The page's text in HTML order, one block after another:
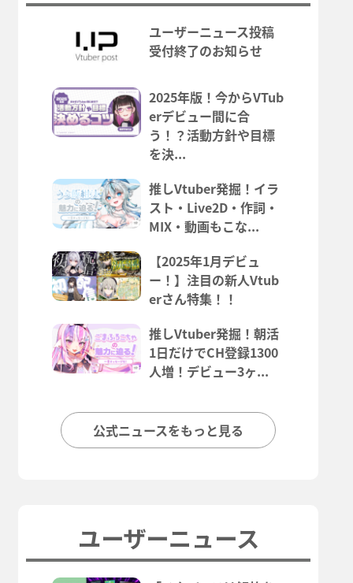
ユーザーニュース投稿
受付終了のお知らせ
2025年版！今からVTub
erデビュー間に合
う！？活動方針や目標
を決...
推しVtuber発掘！イラ
スト・Live2D・作詞・
MIX・動画もこな...
【2025年1月デビュ
ー！】注目の新人Vtub
erさん特集！！
推しVtuber発掘！朝活
1日だけでCH登録1300
人増！デビュー3ヶ...
公式ニュースをもっと見る
ユーザーニュース